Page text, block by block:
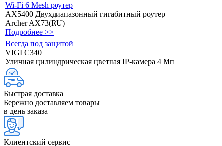
Wi-Fi 6 Mesh роутер
AX5400 Двухдиапазонный гигабитный роутер
Archer AX73(RU)
Подробнее >>
Всегда под защитой
VIGI C340
Уличная цилиндрическая цветная IP‑камера 4 Мп
Быстрая доставка
Бережно доставляем товары
в день заказа
Клиентский сервис